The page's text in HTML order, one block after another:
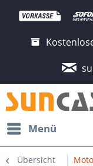
Menü
Übersicht